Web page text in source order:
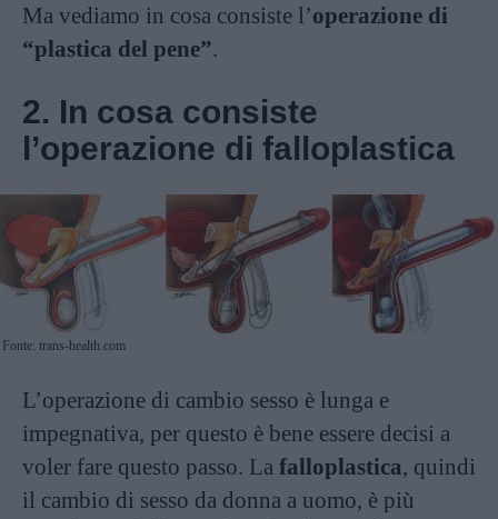
Ma vediamo in cosa consiste l’operazione di
“plastica del pene”.
2. In cosa consiste
l’operazione di falloplastica
Fonte: trans-health.com
L’operazione di cambio sesso è lunga e
impegnativa, per questo è bene essere decisi a
voler fare questo passo. La falloplastica, quindi
il cambio di sesso da donna a uomo, è più